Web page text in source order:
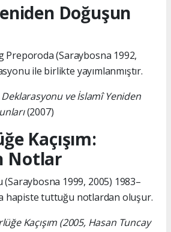
Doğuşun
Preporoda (Saraybosna 1992,
ile birlikte yayımlanmıştır.
ve İslamî Yeniden
(2007)
Kaçışım:
Notlar
1999, 2005) 1983–
hapiste tuttuğu notlardan oluşur.
Kaçışım (2005, Hasan Tuncay